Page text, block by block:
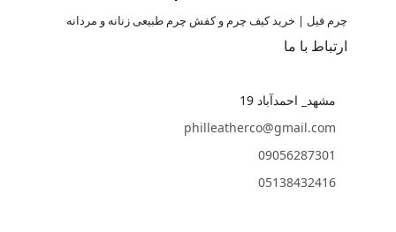
چرم فیل | خرید کیف چرم و کفش چرم طبیعی زنانه و مردانه
ارتباط با ما
مشهد_ احمدآباد 19
philleatherco@gmail.com
09056287301
05138432416